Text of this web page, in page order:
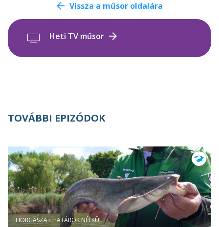
Vissza a műsor oldalára
Heti TV műsor
TOVÁBBI EPIZÓDOK
HORGÁSZAT HATÁROK NÉLKÜL